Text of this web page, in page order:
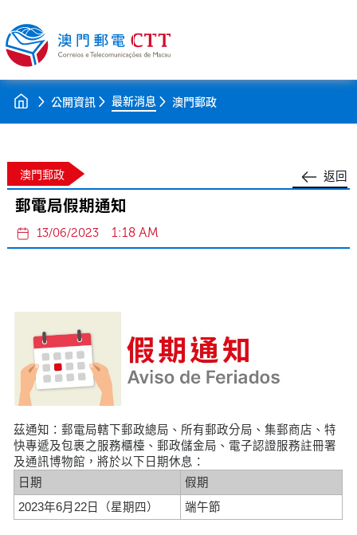
公開資訊 最新消息 澳門郵政
返回
澳門郵政
郵電局假期通知
13/06/2023 1:18 AM
茲通知：郵電局轄下郵政總局、所有郵政分局、集郵商店、特
快專遞及包裹之服務櫃檯、郵政儲金局、電子認證服務註冊署
及通訊博物館，將於以下日期休息：
日期
假期
2023年6月22日（星期四）
端午節